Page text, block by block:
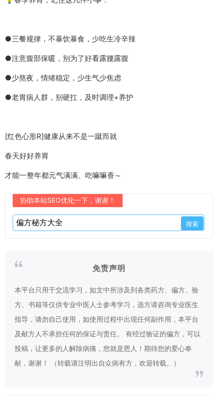
●三餐规律，不暴饮暴食，少吃生冷辛辣
●注意腹部保暖，别为了好看露腰露腹
●少熬夜，情绪稳定，少生气少焦虑
●老胃病人群，别硬扛，及时调理+养护
[红色心形R]健康从来不是一蹴而就
春天好好养胃
才能一整年都元气满满、吃嘛嘛香～
协助本站SEO优化一下，谢谢！
免责声明
本平台只用于交流学习，如文中所涉及到各类药方、偏方、验
方、书籍等仅供专业中医人士参考学习，选方请咨询专业医生
指导，请勿自己使用，如使用过程中出现任何副作用，本平台
及献方人不承担任何的保证与责任。 有经过验证的偏方，可以
投稿，让更多的人解除病痛，您就是恩人！期待您的爱心奉
献，谢谢！ （转载请注明出自众病有方，欢迎转载。）